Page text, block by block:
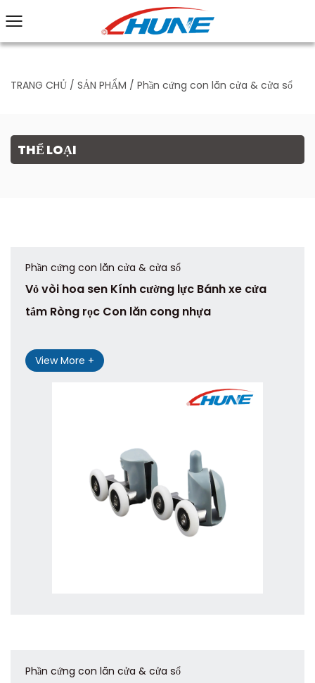
TRANG CHỦ / SẢN PHẨM / Phần cứng con lăn cửa & cửa sổ
THỂ LOẠI
Phần cứng con lăn cửa & cửa sổ
Vỏ vòi hoa sen Kính cường lực Bánh xe cửa
tắm Ròng rọc Con lăn cong nhựa
View More +
Phần cứng con lăn cửa & cửa sổ